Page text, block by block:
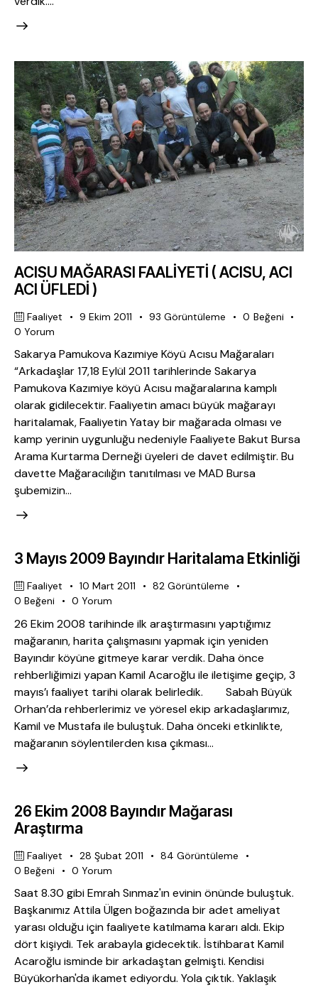
ACISU MAĞARASI FAALİYETİ ( ACISU, ACI
ACI ÜFLEDİ )
Faaliyet 9 Ekim 2011 93 Görüntüleme 0 Beğeni
0 Yorum
Sakarya Pamukova Kazımiye Köyü Acısu Mağaraları
“Arkadaşlar 17,18 Eylül 2011 tarihlerinde Sakarya
Pamukova Kazımiye köyü Acısu mağaralarına kamplı
olarak gidilecektir. Faaliyetin amacı büyük mağarayı
haritalamak, Faaliyetin Yatay bir mağarada olması ve
kamp yerinin uygunluğu nedeniyle Faaliyete Bakut Bursa
Arama Kurtarma Derneği üyeleri de davet edilmiştir. Bu
davette Mağaracılığın tanıtılması ve MAD Bursa
şubemizin…
3 Mayıs 2009 Bayındır Haritalama Etkinliği
Faaliyet 10 Mart 2011 82 Görüntüleme
0 Beğeni 0 Yorum
26 Ekim 2008 tarihinde ilk araştırmasını yaptığımız
mağaranın, harita çalışmasını yapmak için yeniden
Bayındır köyüne gitmeye karar verdik. Daha önce
rehberliğimizi yapan Kamil Acaroğlu ile iletişime geçip, 3
mayıs’ı faaliyet tarihi olarak belirledik. Sabah Büyük
Orhan’da rehberlerimiz ve yöresel ekip arkadaşlarımız,
Kamil ve Mustafa ile buluştuk. Daha önceki etkinlikte,
mağaranın söylentilerden kısa çıkması…
26 Ekim 2008 Bayındır Mağarası
Araştırma
Faaliyet 28 Şubat 2011 84 Görüntüleme
0 Beğeni 0 Yorum
Saat 8.30 gibi Emrah Sınmaz'ın evinin önünde buluştuk.
Başkanımız Attila Ülgen boğazında bir adet ameliyat
yarası olduğu için faaliyete katılmama kararı aldı. Ekip
dört kişiydi. Tek arabayla gidecektik. İstihbarat Kamil
Acaroğlu isminde bir arkadaştan gelmişti. Kendisi
Büyükorhan'da ikamet ediyordu. Yola çıktık. Yaklaşık